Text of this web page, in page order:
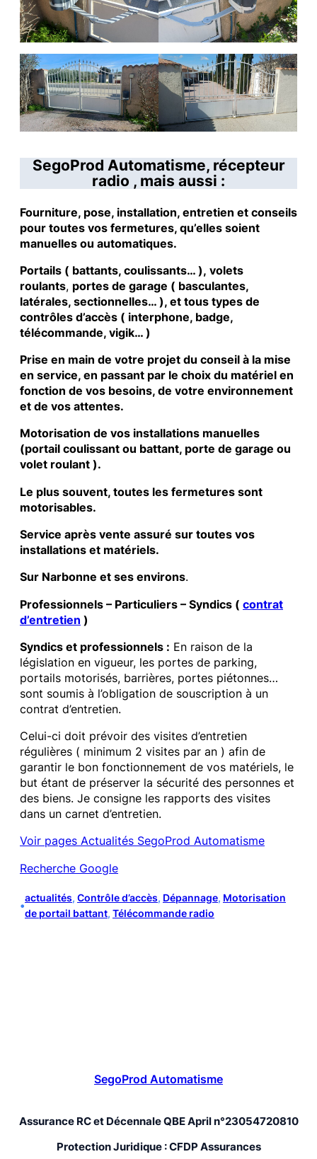
SegoProd Automatisme, récepteur
radio , mais aussi :
Fourniture, pose, installation, entretien et conseils
pour toutes vos fermetures, qu’elles soient
manuelles ou automatiques.
Portails ( battants, coulissants… ), volets
roulants, portes de garage ( basculantes,
latérales, sectionnelles… ), et tous types de
contrôles d’accès ( interphone, badge,
télécommande, vigik… )
Prise en main de votre projet du conseil à la mise
en service, en passant par le choix du matériel en
fonction de vos besoins, de votre environnement
et de vos attentes.
Motorisation de vos installations manuelles
(portail coulissant ou battant, porte de garage ou
volet roulant ).
Le plus souvent, toutes les fermetures sont
motorisables.
Service après vente assuré sur toutes vos
installations et matériels.
Sur Narbonne et ses environs.
Professionnels – Particuliers – Syndics ( contrat
d’entretien )
Syndics et professionnels : En raison de la
législation en vigueur, les portes de parking,
portails motorisés, barrières, portes piétonnes…
sont soumis à l’obligation de souscription à un
contrat d’entretien.
Celui-ci doit prévoir des visites d’entretien
régulières ( minimum 2 visites par an ) afin de
garantir le bon fonctionnement de vos matériels, le
but étant de préserver la sécurité des personnes et
des biens. Je consigne les rapports des visites
dans un carnet d’entretien.
Voir pages Actualités SegoProd Automatisme
Recherche Google
•
actualités, Contrôle d’accès, Dépannage, Motorisation
de portail battant, Télécommande radio
SegoProd Automatisme
Assurance RC et Décennale QBE April n°23054720810
Protection Juridique : CFDP Assurances